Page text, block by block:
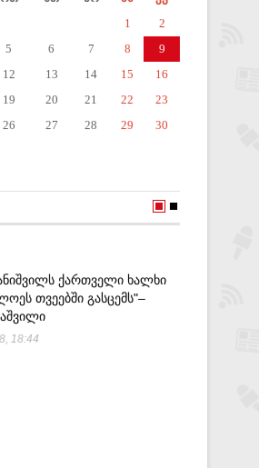
1
2
5 6 7 8
9
12 13 14 15
16
19 20 21 22
23
26 27 28 29
30
ᲥᲐᲠᲗᲕᲔᲚᲘ ᲮᲐᲚᲮᲘ
ᲗᲕᲔᲔᲑᲨᲘ ᲒᲐᲡᲪᲔᲛᲡ"–
18:44